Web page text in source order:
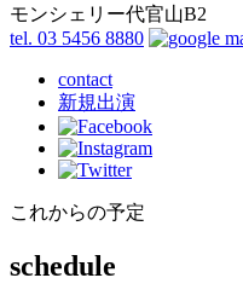
モンシェリー代官山B2
tel. 03 5456 8880
contact
新規出演
これからの予定
schedule